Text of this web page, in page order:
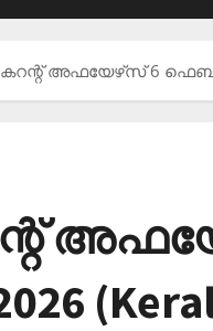
അഫയേഴ്‌സ് 6 ഫെബ്രുവരി